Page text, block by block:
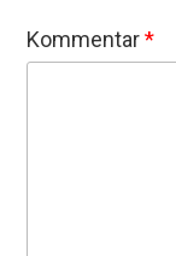
Kommentar*